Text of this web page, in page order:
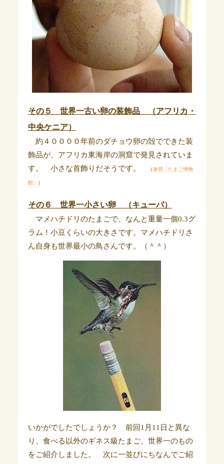
その５ 世界一古い卵の装飾品 （アフリカ・
中央ケニア）
約４００００年前のダチョウ卵の殻でできた装
飾品が、アフリカ東海岸の洞窟で発見されていま
す。 小さな首飾りだそうです。
（参照「たまご博物
館」 ）
その６ 世界一小さい卵 （キューバ）
マメハチドリのたまごで、なんと重量一個0.3グ
ラム！小豆くらいの大きさです。マメハチドリさ
ん自身も世界最小の鳥さんです。（＾＾）
いかがでしたでしょうか？ 前回1月11日と異な
り、食べる以外のギネス級たまご、世界一のもの
をご紹介しました。 次に一並びにちなんでご紹